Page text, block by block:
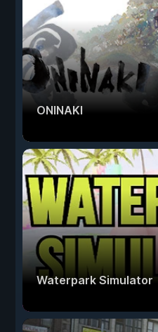
ONINAKI
Waterpark Simulator